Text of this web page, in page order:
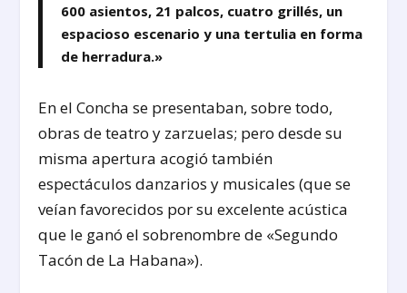
600 asientos, 21 palcos, cuatro grillés, un
espacioso escenario y una tertulia en forma
de herradura.»
En el Concha se presentaban, sobre todo,
obras de teatro y zarzuelas; pero desde su
misma apertura acogió también
espectáculos danzarios y musicales (que se
veían favorecidos por su excelente acústica
que le ganó el sobrenombre de «Segundo
Tacón de La Habana»).